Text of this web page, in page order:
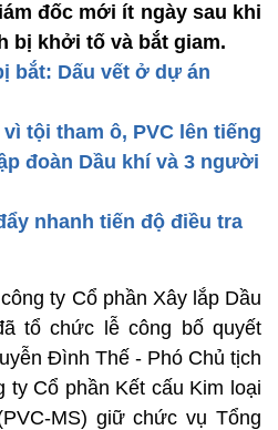
đốc mới ít ngày sau khi
bị khởi tố và bắt giam.
bắt: Dấu vết ở dự án
tội tham ô, PVC lên tiếng
đoàn Dầu khí và 3 người
nhanh tiến độ điều tra
ty Cổ phần Xây lắp Dầu
tổ chức lễ công bố quyết
Đình Thế - Phó Chủ tịch
ty Cổ phần Kết cấu Kim loại
MS) giữ chức vụ Tổng